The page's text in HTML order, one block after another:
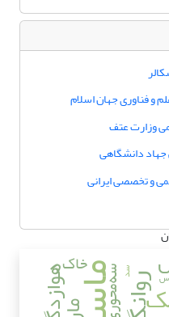
ماسههوازدگیخاک سه‌محوریسد